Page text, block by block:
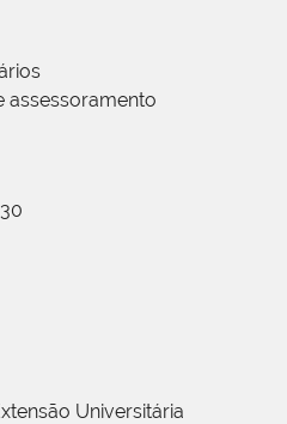
assessoramento
Universitária